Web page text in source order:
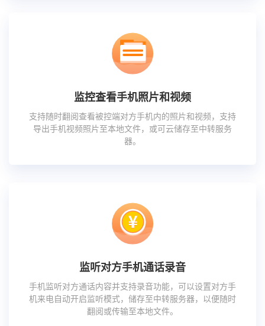
监控查看手机照片和视频
支持随时翻阅查看被控端对方手机内的照片和视频，支持
导出手机视频照片至本地文件，或可云储存至中转服务
器。
监听对方手机通话录音
手机监听对方通话内容并支持录音功能，可以设置对方手
机来电自动开启监听模式，储存至中转服务器，以便随时
翻阅或传输至本地文件。